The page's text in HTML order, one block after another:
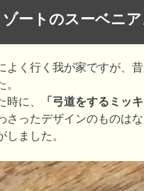
ートのスーベニ
よく行く我が家ですが、
に、
「弓道をするミッ
さったデザインのものはな
ました。